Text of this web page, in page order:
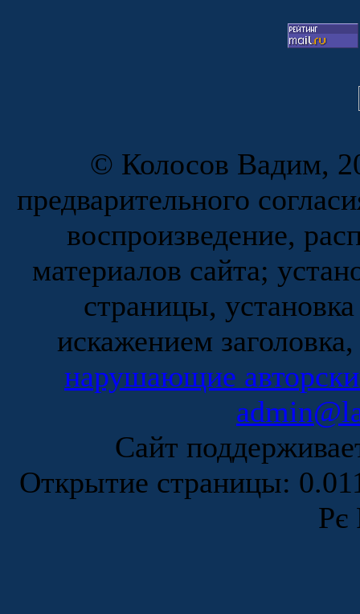
© Колосов Вадим,
предварительного
воспроизведение,
материалов сайта;
страницы,
искажением
нарушающие
Сайт
Открытие страницы:
Рє